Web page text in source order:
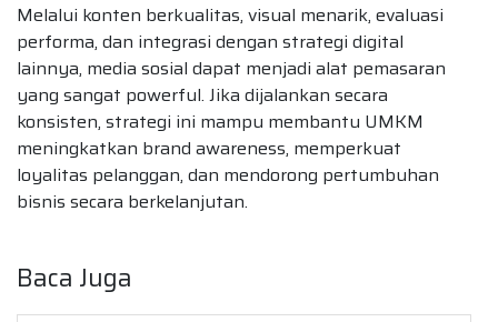
Melalui konten berkualitas, visual menarik, evaluasi
performa, dan integrasi dengan strategi digital
lainnya, media sosial dapat menjadi alat pemasaran
yang sangat powerful. Jika dijalankan secara
konsisten, strategi ini mampu membantu UMKM
meningkatkan brand awareness, memperkuat
loyalitas pelanggan, dan mendorong pertumbuhan
bisnis secara berkelanjutan.
Baca Juga